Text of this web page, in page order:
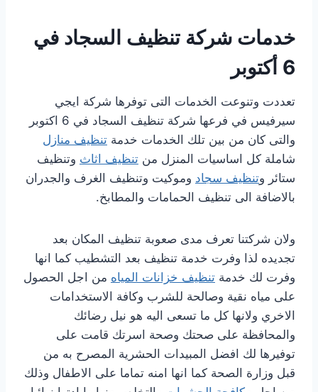
خدمات شركة تنظيف السجاد في
6 أكتوبر
تعددت وتنوعت الخدمات التى توفرها شركة ايجي
سيرفيس في فرعها شركة تنظيف السجاد في 6 اكتوبر
والتى كان من بين تلك الخدمات خدمة تنظيف منازل
شاملة كل اساسيات المنزل من تنظيف اثاث وتنظيف
ستائر وتنظيف سجاد وموكيت وتنظيف الغرف والجدران
بالاضافة الى تنظيف الحمامات والمطابخ.
ولان شركتنا تعرف مدى صعوبة تنظيف المكان بعد
تجديده لذا وفرت خدمة تنظيف بعد التشطيب كما انها
وفرت لك خدمة تنظيف خزانات المياه من اجل الحصول
على مياه نقية وصالحة للشرب وكافة الاستخدامات
الاخري ولانها كل ما تسعى اليه هو نيل رضائك
والمحافظة على صحتك وصحة اسرتك قامت على
توفيرها لك افضل المبيدات الحشرية المصرح به من
قبل وزارة الصحة كما انها امنه تماما على الاطفال وذلك